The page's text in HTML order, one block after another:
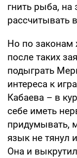
гнить рыба, на
рассчитывать
Но по законам
после таких
подыграть
интереса к
Кабаева – в
себе иметь
придумывать,
язык не тянул
Она и